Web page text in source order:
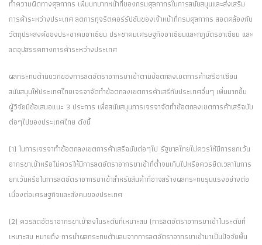
ทำความผิดทางศุลกากร เพิ่มบทบาทหน้าที่ของกรมศุลกากรในการสนับสนุนและส่งเสริม
การค้าระหว่างประเทศ ลดการทุจริตคอร์รัปชันของเจ้าหน้าที่กรมศุลกากร สอดคล้องกับ
วัตถุประสงค์ของประชาคมอาเซียน ประชาคมเศรษฐกิจอาเซียนและกฎบัตรอาเซียน และ
ลดอุปสรรคทางการค้าระหว่างประเทศ
ผลกระทบด้านบวกของการลดอัตราอากรขาเข้าตามข้อตกลงเขตการค้าเสรีอาเซียน
สนับสนุนให้ประเทศไทยเจรจาจัดทำข้อตกลงเขตการค้าเสรีกับประเทศอื่นๆ เพิ่มมากขึ้น
ผู้วิจัยมีข้อเสนอแนะ 3 ประการ เพื่อสนับสนุนการเจรจาจัดทำข้อตกลงเขตการค้าเสรีฉบับ
ต่อๆไปของประเทศไทย ดังนี้
(1) ในการเจรจาทำข้อตกลงเขตการค้าเสรีฉบับต่อๆไป รัฐบาลไทยไม่ควรให้มีการยกเว้น
อากรขาเข้าหรือไม่ควรให้มีการลดอัตราอากรขาเข้าที่ต่ำจนเกินไปหรือควรยืดเวลาในการ
ยกเว้นหรือในการลดอัตราอากรขาเข้าสำหรับสินค้าที่อาจสร้างผลกระทบรุนแรงอย่างต่อ
เนื่องต่อเศรษฐกิจและสังคมของประเทศ
(2) ควรลดอัตราอากรขาเข้าลงในระดับที่เหมาะสม (การลดอัตราอากรขาเข้าในระดับที่
เหมาะสม หมายถึง การนำผลกระทบด้านลบจากการลดอัตราอากรขาเข้ามาเป็นปัจจัยพื้น